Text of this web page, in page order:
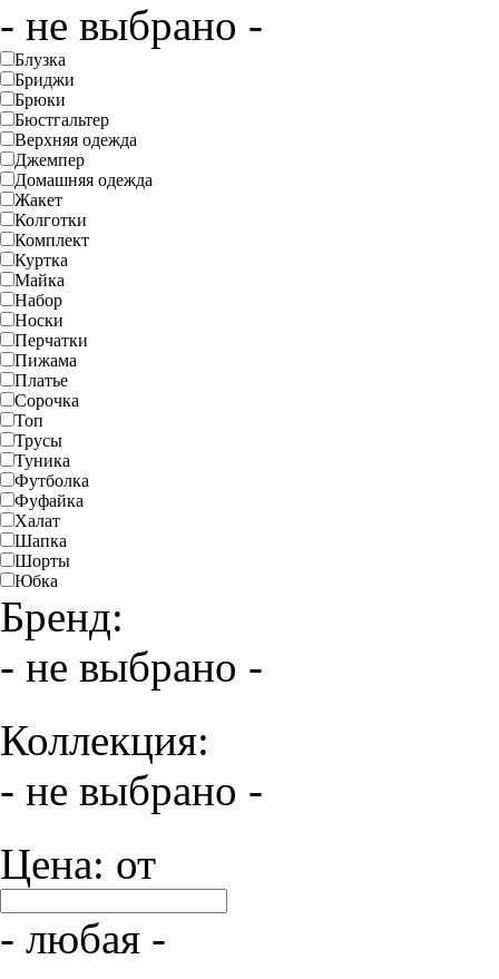
- не выбрано -
Блузка
Бриджи
Брюки
Бюстгальтер
Верхняя одежда
Джемпер
Домашняя одежда
Жакет
Колготки
Комплект
Куртка
Майка
Набор
Носки
Перчатки
Пижама
Платье
Сорочка
Топ
Трусы
Туника
Футболка
Фуфайка
Халат
Шапка
Шорты
Юбка
Бренд:
- не выбрано -
Коллекция:
- не выбрано -
Цена: от
- любая -